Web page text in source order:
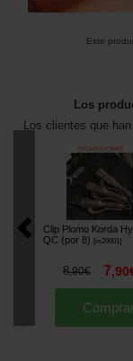
Este
Los
Los clientes que
Clip Plomo Korda
QC (por 8)
[m29801]
8,90€ 7,90